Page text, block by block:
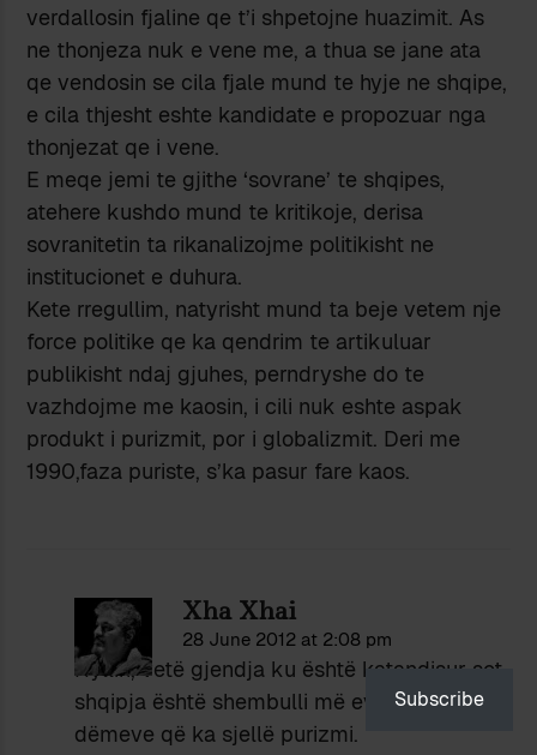
verdallosin fjaline qe t’i shpetojne huazimit. As
ne thonjeza nuk e vene me, a thua se jane ata
qe vendosin se cila fjale mund te hyje ne shqipe,
e cila thjesht eshte kandidate e propozuar nga
thonjezat qe i vene.
E meqe jemi te gjithe ‘sovrane’ te shqipes,
atehere kushdo mund te kritikoje, derisa
sovranitetin ta rikanalizojme politikisht ne
institucionet e duhura.
Kete rregullim, natyrisht mund ta beje vetem nje
force politike qe ka qendrim te artikuluar
publikisht ndaj gjuhes, perndryshe do te
vazhdojme me kaosin, i cili nuk eshte aspak
produkt i purizmit, por i globalizmit. Deri me
1990,faza puriste, s’ka pasur fare kaos.
Xha Xhai
28 June 2012 at 2:08 pm
Hyllin, vetë gjendja ku është katandisur sot
shqipja është shembulli më evident i
dëmeve që ka sjellë purizmi.
Subscribe